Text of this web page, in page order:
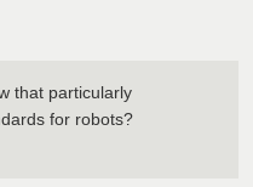
that particularly
for robots?